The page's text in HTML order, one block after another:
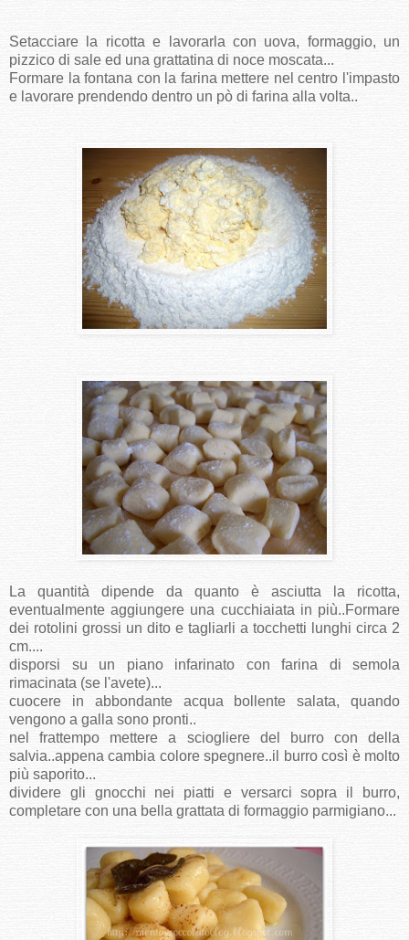
Setacciare la ricotta e lavorarla con uova, formaggio, un
pizzico di sale ed una grattatina di noce moscata...
Formare la fontana con la farina mettere nel centro l'impasto
e lavorare prendendo dentro un pò di farina alla volta..
La quantità dipende da quanto è asciutta la ricotta,
eventualmente aggiungere una cucchiaiata in più..Formare
dei rotolini grossi un dito e tagliarli a tocchetti lunghi circa 2
cm....
disporsi su un piano infarinato con farina di semola
rimacinata (se l'avete)...
cuocere in abbondante acqua bollente salata, quando
vengono a galla sono pronti..
nel frattempo mettere a sciogliere del burro con della
salvia..appena cambia colore spegnere..il burro così è molto
più saporito...
dividere gli gnocchi nei piatti e versarci sopra il burro,
completare con una bella grattata di formaggio parmigiano...